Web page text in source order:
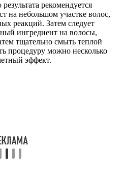
рекомендуется
на небольшом участке волос,
реакций. Затем следует
ингредиент на волосы,
тщательно смыть теплой
процедуру можно несколько
эффект.